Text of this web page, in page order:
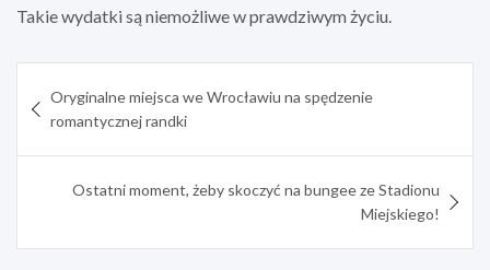
Takie wydatki są niemożliwe w prawdziwym życiu.
wpisu
Oryginalne miejsca we Wrocławiu na spędzenie
romantycznej randki
Ostatni moment, żeby skoczyć na bungee ze Stadionu
Miejskiego!